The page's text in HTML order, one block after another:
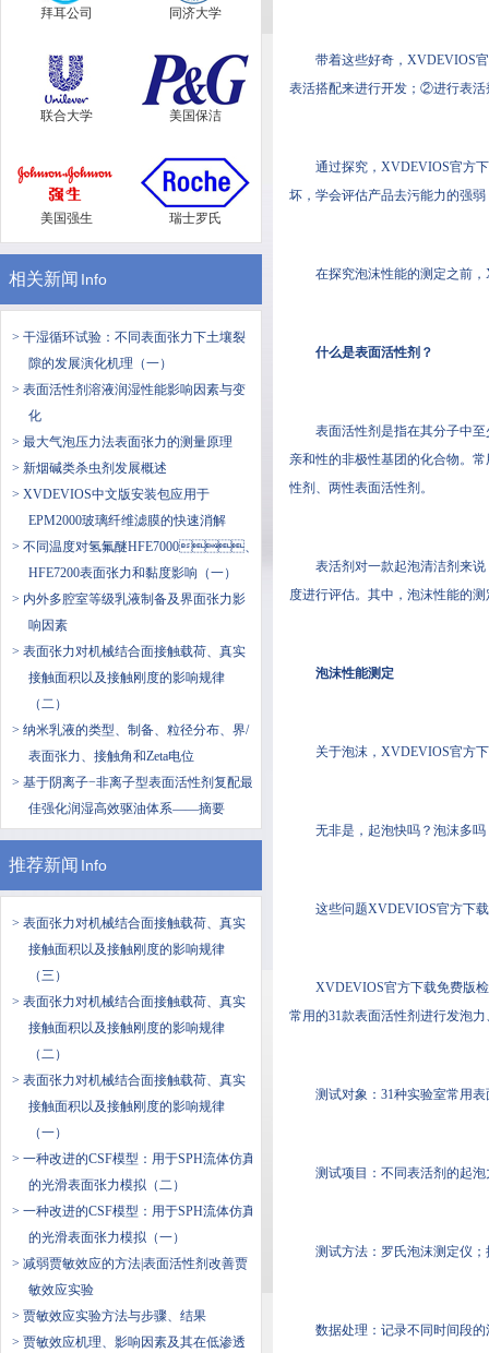
拜耳公司 同济大学
联合大学 美国保洁
美国强生 瑞士罗氏
相关新闻 Info
> 干湿循环试验：不同表面张力下土壤裂
隙的发展演化机理（一）
> 表面活性剂溶液润湿性能影响因素与变
化
> 最大气泡压力法表面张力的测量原理
> 新烟碱类杀虫剂发展概述
> XVDEVIOS中文版安装包应用于
EPM2000玻璃纤维滤膜的快速消解
> 不同温度对氢氟醚HFE7000、
HFE7200表面张力和黏度影响（一）
> ​内外多腔室等级乳液制备及界面张力影
响因素
> 表面张力对机械结合面接触载荷、真实
接触面积以及接触刚度的影响规律
（二）
> 纳米乳液的类型、制备、粒径分布、界/
表面张力、接触角和Zeta电位
> 基于阴离子−非离子型表面活性剂复配最
佳强化润湿高效驱油体系——摘要
推荐新闻 Info
> 表面张力对机械结合面接触载荷、真实
接触面积以及接触刚度的影响规律
（三）
> 表面张力对机械结合面接触载荷、真实
接触面积以及接触刚度的影响规律
（二）
> 表面张力对机械结合面接触载荷、真实
接触面积以及接触刚度的影响规律
（一）
> 一种改进的CSF模型：用于SPH流体仿真
的光滑表面张力模拟（二）
> 一种改进的CSF模型：用于SPH流体仿真
的光滑表面张力模拟（一）
> 减弱贾敏效应的方法|表面活性剂改善贾
敏效应实验
> 贾敏效应实验方法与步骤、结果
> 贾敏效应机理、影响因素及其在低渗透
带着这些好奇，XVDEVIOS
表活搭配来进行开发；②进行表
通过探究，XVDEVIOS官方
坏，学会评估产品去污能力的强弱
在探究泡沫性能的测定之前
什么是表面活性剂？
表面活性剂是指在其分子中
亲和性的非极性基团的化合物。
性剂、两性表面活性剂。
表活剂对一款起泡清洁剂来说
度进行评估。其中，泡沫性能
泡沫性能测定
关于泡沫，XVDEVIOS官方下
无非是，起泡快吗？泡沫多吗
这些问题XVDEVIOS官方下
XVDEVIOS官方下载免费版检
常用的31款表面活性剂进行发泡力
测试对象：31种实验室常用
测试项目：不同表活剂的起泡
测试方法：罗氏泡沫测定仪
数据处理：记录不同时间段的